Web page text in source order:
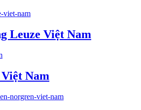
Leuze Việt Nam
Nam